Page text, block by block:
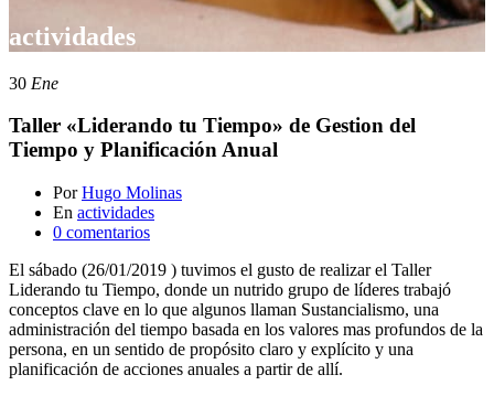
actividades
30 Ene
Taller «Liderando tu Tiempo» de Gestion del
Tiempo y Planificación Anual
Por Hugo Molinas
En actividades
0 comentarios
El sábado (26/01/2019 ) tuvimos el gusto de realizar el Taller
Liderando tu Tiempo, donde un nutrido grupo de líderes trabajó
conceptos clave en lo que algunos llaman Sustancialismo, una
administración del tiempo basada en los valores mas profundos de la
persona, en un sentido de propósito claro y explícito y una
planificación de acciones anuales a partir de allí.